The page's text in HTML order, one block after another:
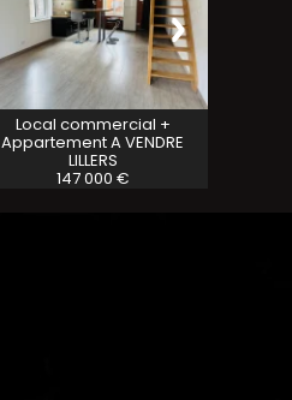
Local commercial +
Appartement A VENDRE
LILLERS
147 000 €